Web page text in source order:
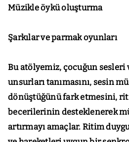
Müzikle öykü oluşturma
Şarkılar ve parmak oyunları
Bu atölyemiz, çocuğun sesleri
unsurları tanımasını, sesin
dönüştüğünü fark etmesini,
becerilerinin desteklenerek
artırmayı amaçlar. Ritim